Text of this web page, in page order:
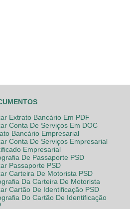
Extrato Bancário Em PDF
Conta De Serviços Em DOC
Bancário Empresarial
Conta De Serviços Empresarial
Empresarial
De Passaporte PSD
Passaporte PSD
Carteira De Motorista PSD
Da Carteira De Motorista
Cartão De Identificação PSD
Do Cartão De Identificação